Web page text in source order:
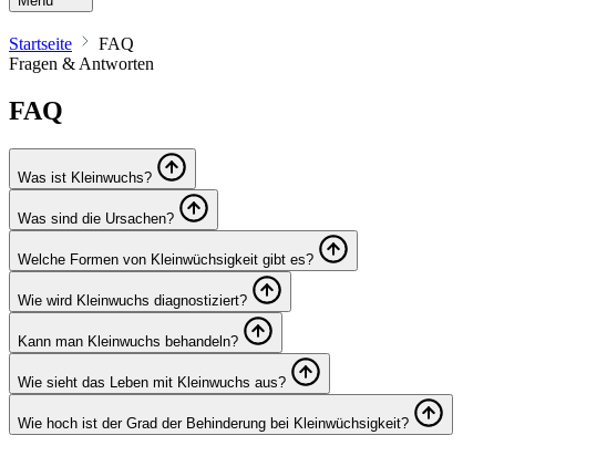
Startseite
FAQ
Fragen & Antworten
FAQ
Was ist Kleinwuchs?
Was sind die Ursachen?
Welche Formen von Kleinwüchsigkeit gibt es?
Wie wird Kleinwuchs diagnostiziert?
Kann man Kleinwuchs behandeln?
Wie sieht das Leben mit Kleinwuchs aus?
Wie hoch ist der Grad der Behinderung bei Kleinwüchsigkeit?